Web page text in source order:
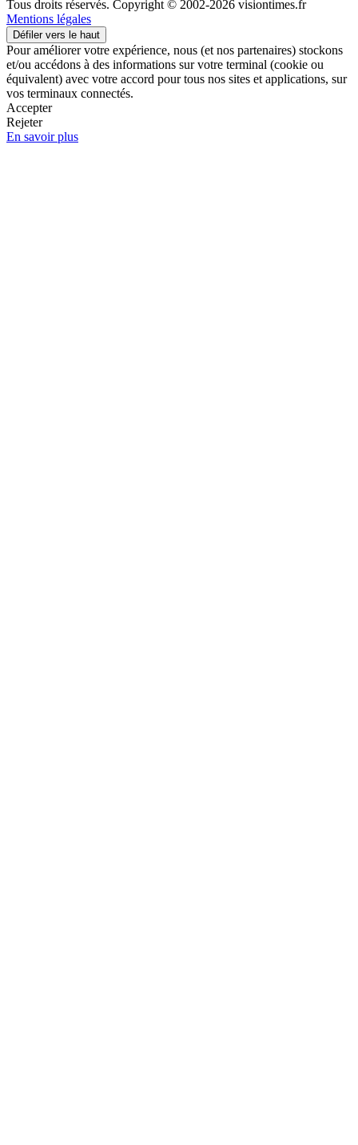
Tous droits réservés. Copyright © 2002-2026 visiontimes.fr
Mentions légales
Défiler vers le haut
Pour améliorer votre expérience, nous (et nos partenaires) stockons
et/ou accédons à des informations sur votre terminal (cookie ou
équivalent) avec votre accord pour tous nos sites et applications, sur
vos terminaux connectés.
Accepter
Rejeter
En savoir plus